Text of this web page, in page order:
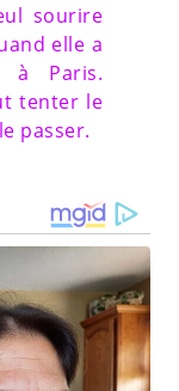
sourire
elle a
à Paris.
tenter le
passer.